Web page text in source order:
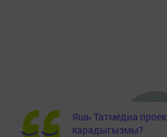
Яшь Татмедиа
карадыгызмы?